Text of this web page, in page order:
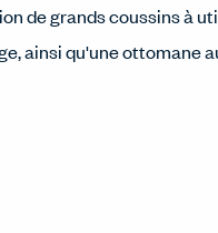
de grands coussins à
ainsi qu'une ottomane